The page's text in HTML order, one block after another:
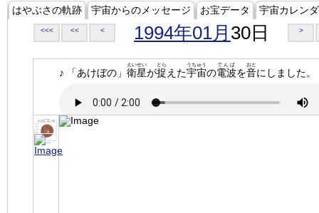
はやぶさの軌跡 宇宙からのメッセージ お宝データ 宇宙カレン
<<< << < 1994年01月 30日 >
♪ 「あけぼの」 衛星
えいせい
が捉
とら
えた宇宙
うちゅう
の電波
でんぱ
を音
おと
にしました。